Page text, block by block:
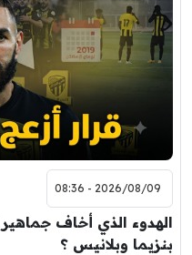
2026/08/09 - 08:36
الهدوء الذي أخاف جماهير
بنزيما وبلانيس ؟